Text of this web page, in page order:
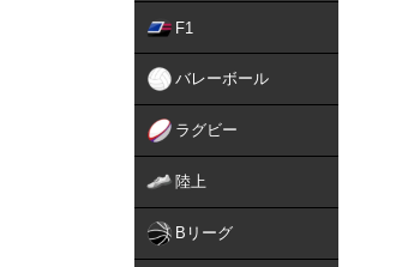
F1
バレーボール
ラグビー
陸上
Bリーグ